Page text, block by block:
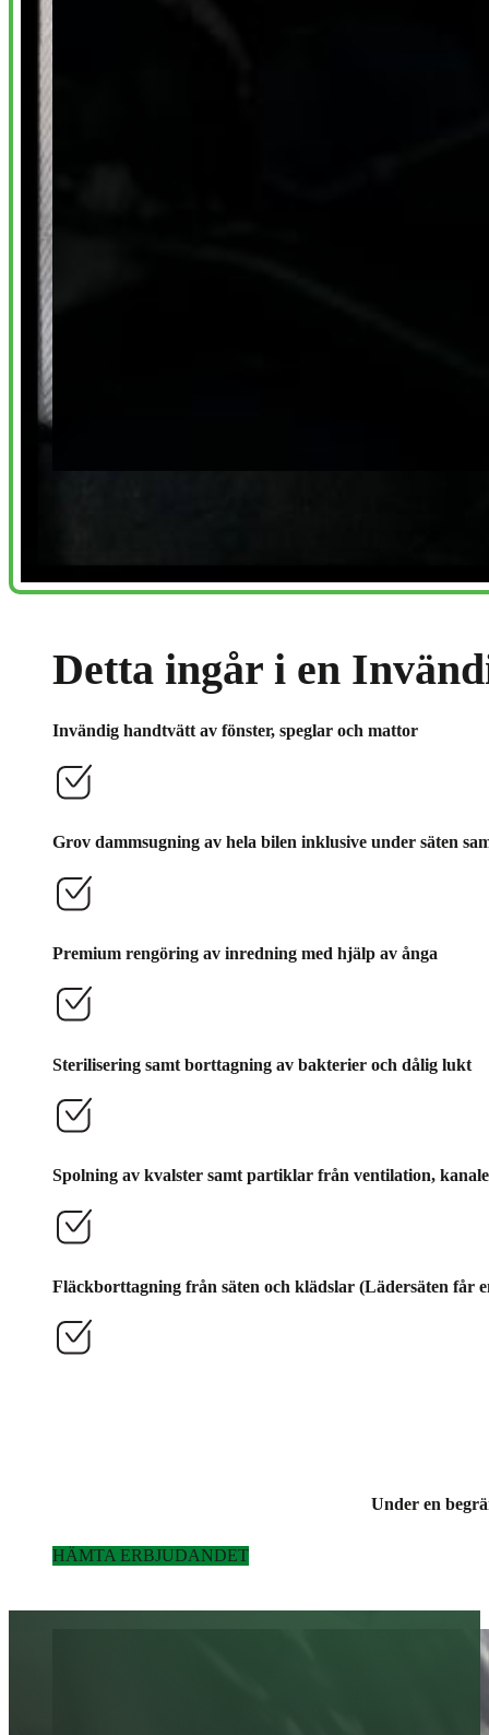
Detta ingår i en
Invändig handtvätt av fönster, speglar och mattor
Grov dammsugning av hela bilen inklusive under säten
Premium rengöring av inredning med hjälp av ånga
Sterilisering samt borttagning av bakterier och dålig lukt
Spolning av kvalster samt partiklar från ventilation,
Fläckborttagning från säten och klädslar (Lädersäten får
Under en
HÄMTA ERBJUDANDET